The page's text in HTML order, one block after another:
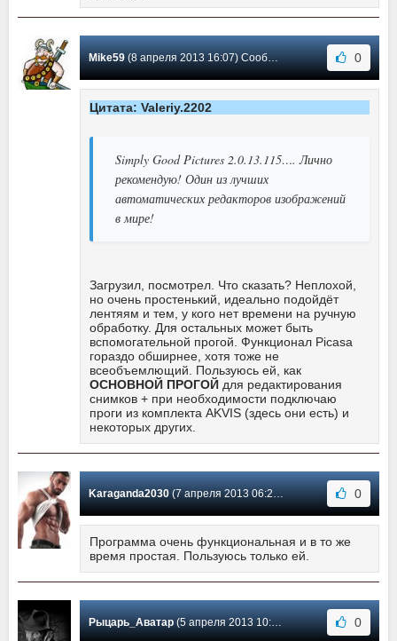
Mike59(8 апреля 2013 16:07) Сообщение #146 0
Цитата: Valeriy.2202
Simply Good Pictures 2.0.13.115…. Лично
рекомендую! Один из лучших
автоматических редакторов изображений
в мире!
Загрузил, посмотрел. Что сказать? Неплохой,
но очень простенький, идеально подойдёт
лентяям и тем, у кого нет времени на ручную
обработку. Для остальных может быть
вспомогательной прогой. Функционал Picasa
гораздо обширнее, хотя тоже не
всеобъемлющий. Пользуюсь ей, как
ОСНОВНОЙ ПРОГОЙ для редактирования
снимков + при необходимости подключаю
проги из комплекта AKVIS (здесь они есть) и
некоторых других.
Karaganda2030(7 апреля 2013 06:26) Сообщение #145 0
Программа очень функциональная и в то же
время простая. Пользуюсь только ей.
Рыцарь_Аватар(5 апреля 2013 10:54) Сообщение #144 0